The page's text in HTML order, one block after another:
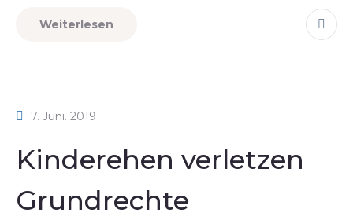
Weiterlesen
7. Juni. 2019
Kinderehen verletzen
Grundrechte